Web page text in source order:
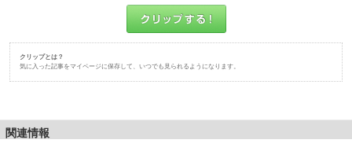
クリップとは？
気に入った記事をマイページに保存して、いつでも見られるようになります。
関連情報